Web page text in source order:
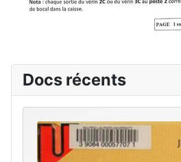
Docs récents